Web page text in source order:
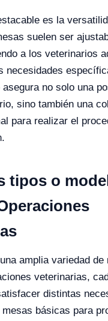
es la
suelen ser
a los veterinarios
necesidades
no solo una
sino también una
para realizar el
tipos o
amplia variedad de
veterinarias,
distintas
básicas para